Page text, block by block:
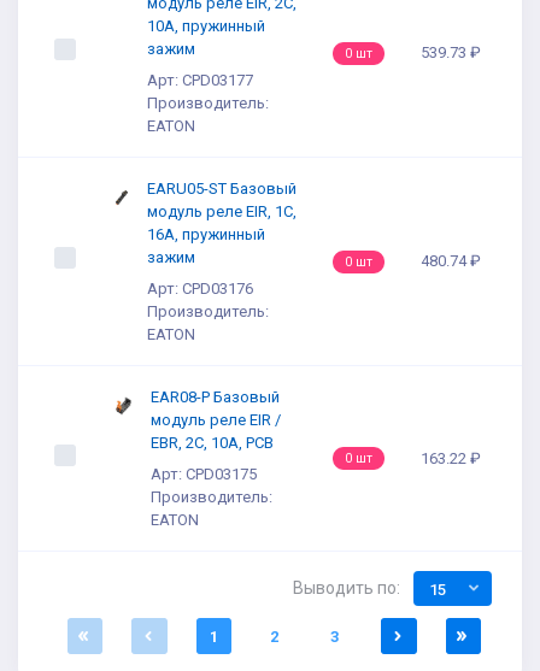
10A, пружинный
зажим
Арт: CPD03177
Производитель:
EATON
0 шт 539.73 ₽
EARU05-ST Базовый
модуль реле EIR, 1С,
16A, пружинный
зажим
Арт: CPD03176
Производитель:
EATON
0 шт 480.74 ₽
EAR08-P Базовый
модуль реле EIR /
EBR, 2C, 10A, PCB
Арт: CPD03175
Производитель:
EATON
0 шт 163.22 ₽
Выводить по: 15
1 2 3